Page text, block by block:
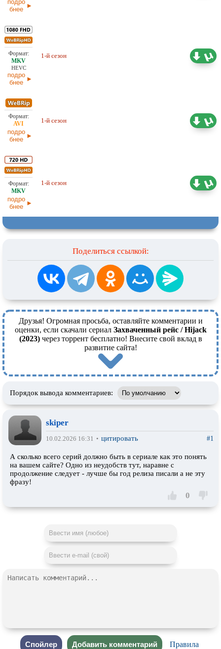
подро
бнее
HEVC
подро
бнее
1-й сезон
подро
бнее
1-й сезон
подро
бнее
1-й сезон
Поделиться ссылкой:
Друзья! Огромная просьба, оставляйте комментарии и
оценки, если скачали сериал Захваченный рейс / Hijack
(2023)через торрент бесплатно! Внесите свой вклад в
развитие сайта!
Порядок вывода комментариев:
skiper
10.02.2026 16:31 • цитировать #1
А сколько всего серий должно быть в сериале как это понять
на вашем сайте? Одно из неудобств тут, наравне с
продолжение следует - лучше бы год релиза писали а не эту
фразу!
0
Правила